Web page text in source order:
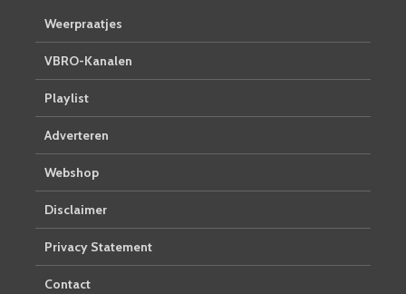
Weerpraatjes
VBRO-Kanalen
Playlist
Adverteren
Webshop
Disclaimer
Privacy Statement
Contact